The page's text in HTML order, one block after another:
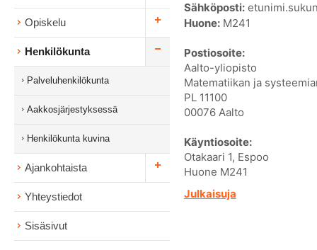
Opiskelu
Henkilökunta
Palveluhenkilökunta
Aakkosjärjestyksessä
Henkilökunta kuvina
Ajankohtaista
Yhteystiedot
Sisäsivut
Sähköposti:
Huone: M241
Postiosoite:
Aalto-yliopisto
Matematiikan ja
PL 11100
00076 Aalto
Käyntiosoite:
Otakaari 1, Espoo
Huone M241
Julkaisuja